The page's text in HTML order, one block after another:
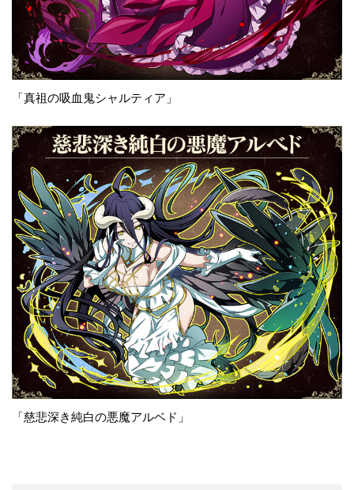
「真祖の吸血鬼シャルティア」
「慈悲深き純白の悪魔アルベド」